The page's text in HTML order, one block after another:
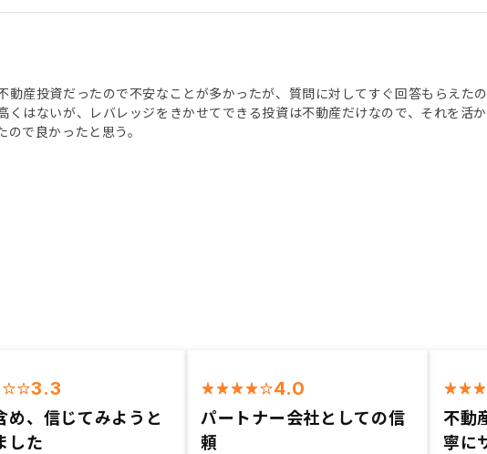
動産投資だったので不安なことが多かったが、質問に対してすぐ回答もらえた
くはないが、レバレッジをきかせてできる投資は不動産だけなので、それを活
ので良かったと思う。
3.3
め、信じてみようと
した
4.0
パートナー会社としての信
頼
不動
寧に